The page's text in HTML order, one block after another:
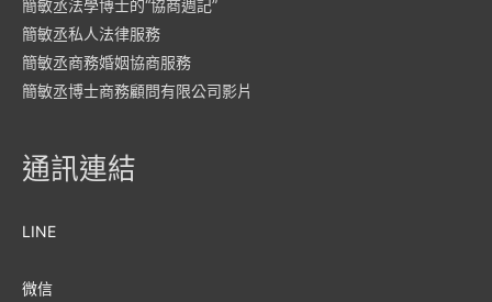
簡敏丞法學博士的“協商週記”
簡敏丞私人法律服務
簡敏丞商務婚姻協商服務
簡敏丞博士商務顧問有限公司影片
通訊連結
LINE
微信